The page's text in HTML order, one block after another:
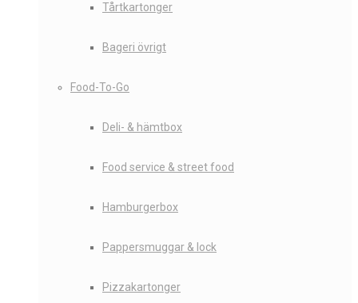
Tårtkartonger
Bageri övrigt
Food-To-Go
Deli- & hämtbox
Food service & street food
Hamburgerbox
Pappersmuggar & lock
Pizzakartonger